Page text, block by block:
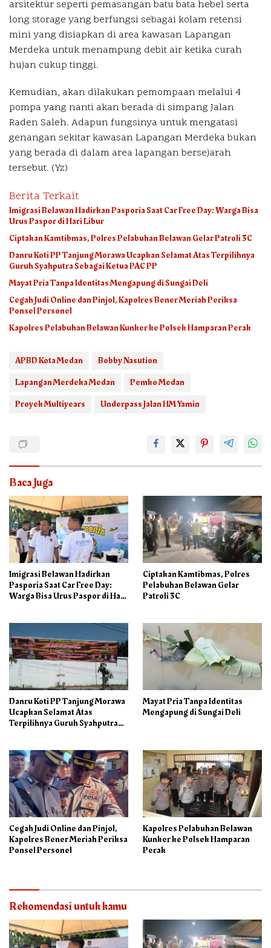
arsitektur seperti pemasangan batu bata hebel serta
long storage yang berfungsi sebagai kolam retensi
mini yang disiapkan di area kawasan Lapangan
Merdeka untuk menampung debit air ketika curah
hujan cukup tinggi.
Kemudian, akan dilakukan pemompaan melalui 4
pompa yang nanti akan berada di simpang Jalan
Raden Saleh. Adapun fungsinya untuk mengatasi
genangan sekitar kawasan Lapangan Merdeka bukan
yang berada di dalam area lapangan bersejarah
tersebut. (Yz)
Berita Terkait
Imigrasi Belawan Hadirkan Pasporia Saat Car Free Day: Warga Bisa
Urus Paspor di Hari Libur
Ciptakan Kamtibmas, Polres Pelabuhan Belawan Gelar Patroli 3C
Danru Koti PP Tanjung Morawa Ucapkan Selamat Atas Terpilihnya
Guruh Syahputra Sebagai Ketua PAC PP
Mayat Pria Tanpa Identitas Mengapung di Sungai Deli
Cegah Judi Online dan Pinjol, Kapolres Bener Meriah Periksa
Ponsel Personel
Kapolres Pelabuhan Belawan Kunker ke Polsek Hamparan Perak
APBD Kota Medan
Bobby Nasution
Lapangan Merdeka Medan
Pemko Medan
Proyek Multiyears
Underpass Jalan HM Yamin
Baca Juga
Imigrasi Belawan Hadirkan
Pasporia Saat Car Free Day:
Warga Bisa Urus Paspor di Hari
Ciptakan Kamtibmas, Polres
Pelabuhan Belawan Gelar
Patroli 3C
Danru Koti PP Tanjung Morawa
Ucapkan Selamat Atas
Terpilihnya Guruh Syahputra
Mayat Pria Tanpa Identitas
Mengapung di Sungai Deli
Cegah Judi Online dan Pinjol,
Kapolres Bener Meriah Periksa
Ponsel Personel
Kapolres Pelabuhan Belawan
Kunker ke Polsek Hamparan
Perak
Rekomendasi untuk kamu